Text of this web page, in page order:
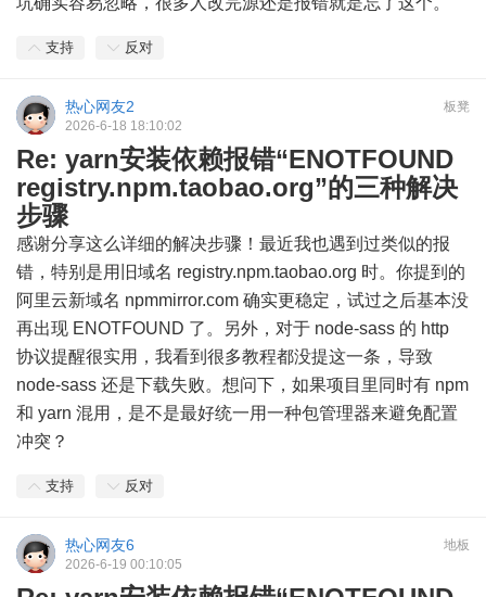
支持 反对
板凳
热心网友2
2026-6-18 18:10:02
Re: yarn安装依赖报错“ENOTFOUND
registry.npm.taobao.org”的三种解决
步骤
感谢分享这么详细的解决步骤！最近我也遇到过类似的报
错，特别是用旧域名 registry.npm.taobao.org 时。你提到的
阿里云新域名 npmmirror.com 确实更稳定，试过之后基本没
再出现 ENOTFOUND 了。另外，对于 node-sass 的 http
协议提醒很实用，我看到很多教程都没提这一条，导致
node-sass 还是下载失败。想问下，如果项目里同时有 npm
和 yarn 混用，是不是最好统一用一种包管理器来避免配置
冲突？
支持 反对
地板
热心网友6
2026-6-19 00:10:05